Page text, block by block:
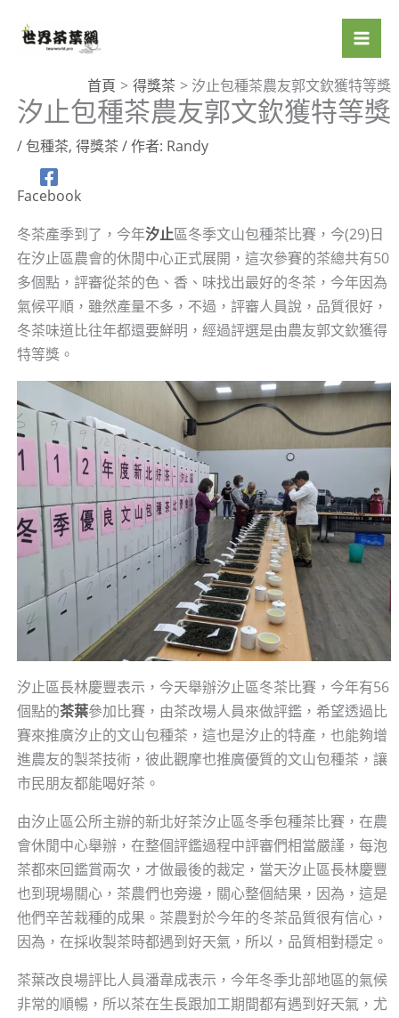
首頁 得獎茶 汐止包種茶農友郭文欽獲特等獎
汐止包種茶農友郭文欽獲特等獎
/包種茶, 得獎茶 / 作者: Randy
Facebook
冬茶產季到了，今年汐止區冬季文山包種茶比賽，今(29)日
在汐止區農會的休閒中心正式展開，這次參賽的茶總共有50
多個點，評審從茶的色、香、味找出最好的冬茶，今年因為
氣候平順，雖然產量不多，不過，評審人員說，品質很好，
冬茶味道比往年都還要鮮明，經過評選是由農友郭文欽獲得
特等獎。
汐止區長林慶豐表示，今天舉辦汐止區冬茶比賽，今年有56
個點的茶葉參加比賽，由茶改場人員來做評鑑，希望透過比
賽來推廣汐止的文山包種茶，這也是汐止的特產，也能夠增
進農友的製茶技術，彼此觀摩也推廣優質的文山包種茶，讓
市民朋友都能喝好茶。
由汐止區公所主辦的新北好茶汐止區冬季包種茶比賽，在農
會休閒中心舉辦，在整個評鑑過程中評審們相當嚴謹，每泡
茶都來回鑑賞兩次，才做最後的裁定，當天汐止區長林慶豐
也到現場關心，茶農們也旁邊，關心整個結果，因為，這是
他們辛苦栽種的成果。茶農對於今年的冬茶品質很有信心，
因為，在採收製茶時都遇到好天氣，所以，品質相對穩定。
茶葉改良場評比人員潘韋成表示，今年冬季北部地區的氣候
非常的順暢，所以茶在生長跟加工期間都有遇到好天氣，尤